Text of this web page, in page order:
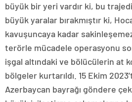
büyük bir yeri vardır ki, bu
büyük yaralar bırakmıştır ki,
kavuşuncaya kadar
terörle mücadele operasyonu
işgal altındaki ve bölücülerin at
bölgeler kurtarıldı. 15 Ekim
Azerbaycan bayrağı göndere